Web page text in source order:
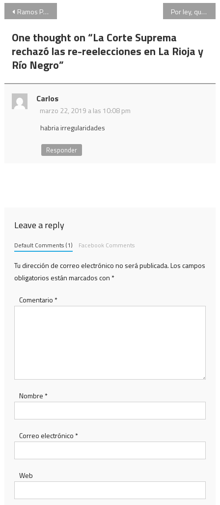
Navegación
de
entradas
Ramos Padilla pospuso para la próxima semana la declaración de Stornelli Por ley, quieren prohibir la posibilidad de renovar el registro sin pagar las multas
One thought on “La Corte Suprema
rechazó las re-reelecciones en La Rioja y
Río Negro”
Carlos
marzo 22, 2019 a las 10:08 pm
habria irregularidades
Responder
Leave a reply
Default Comments (1) Facebook Comments
Tu dirección de correo electrónico no será publicada.Los campos
obligatorios están marcados con *
Comentario *
Nombre *
Correo electrónico *
Web